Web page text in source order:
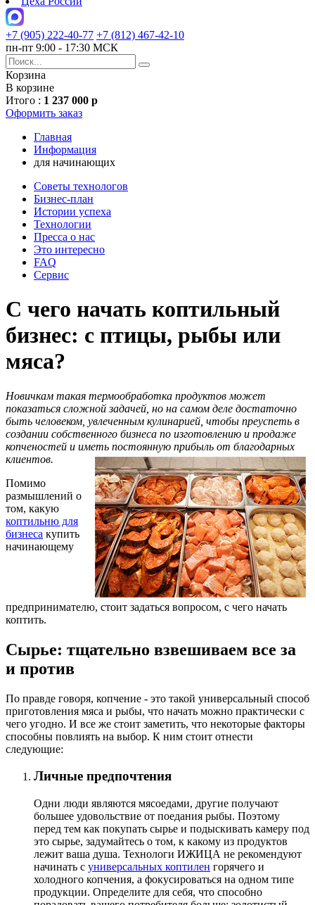
+7 (905) 222-40-77 +7 (812) 467-42-10
пн-пт 9:00 - 17:30 МСК
Корзина
В корзине
Итого : 1 237 000 р
Оформить заказ
Главная
Информация
для начинающих
Советы технологов
Бизнес-план
Истории успеха
Технологии
Пресса о нас
Это интересно
FAQ
Сервис
С чего начать коптильный
бизнес: с птицы, рыбы или
мяса?
Новичкам такая термообработка продуктов может
показаться сложной задачей, но на самом деле достаточно
быть человеком, увлеченным кулинарией, чтобы преуспеть в
создании собственного бизнеса по изготовлению и продаже
копченостей и иметь постоянную прибыль от благодарных
клиентов.
Помимо
размышлений о
том, какую
коптильню для
бизнеса купить
начинающему
предпринимателю, стоит задаться вопросом, с чего начать
коптить.
Сырье: тщательно взвешиваем все за
и против
По правде говоря, копчение - это такой универсальный способ
приготовления мяса и рыбы, что начать можно практически с
чего угодно. И все же стоит заметить, что некоторые факторы
способны повлиять на выбор. К ним стоит отнести
следующие:
Личные предпочтения
Одни люди являются мясоедами, другие получают
большее удовольствие от поедания рыбы. Поэтому
перед тем как покупать сырье и подыскивать камеру под
это сырье, задумайтесь о том, к какому из продуктов
лежит ваша душа. Технологи ИЖИЦА не рекомендуют
начинать с универсальных коптилен горячего и
холодного копчения, а фокусироваться на одном типе
продукции. Определите для себя, что способно